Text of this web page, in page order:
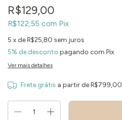
R$129,00
R$122,55 com Pix
5 x deR$25,80 sem juros
5% de desconto pagando com Pix
Ver mais detalhes
Frete grátis a partir deR$799,00